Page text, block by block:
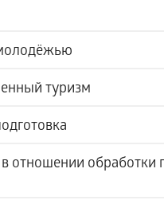
туризм
отношении обработки